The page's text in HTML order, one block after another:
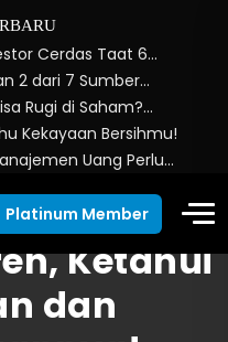
Cerdas Taat 6…
2 dari 7 Sumber…
Rugi di Saham?…
Kekayaan Bersihmu!
Uang Perlu…
Platinum Member
Ketahui
dan